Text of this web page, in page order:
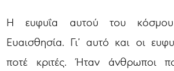
Η ευφυΐα αυτού του κόσμου
Ευαισθησία. Γι’ αυτό και οι
ποτέ κριτές. Ήταν άνθρωποι